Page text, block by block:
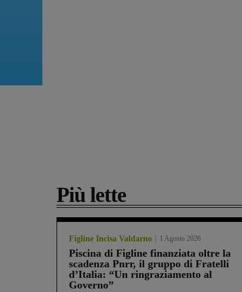
Più lette
Figline Incisa Valdarno 1 Agosto 2026
Piscina di Figline finanziata oltre la
scadenza Pnrr, il gruppo di Fratelli
d’Italia: “Un ringraziamento al
Governo”